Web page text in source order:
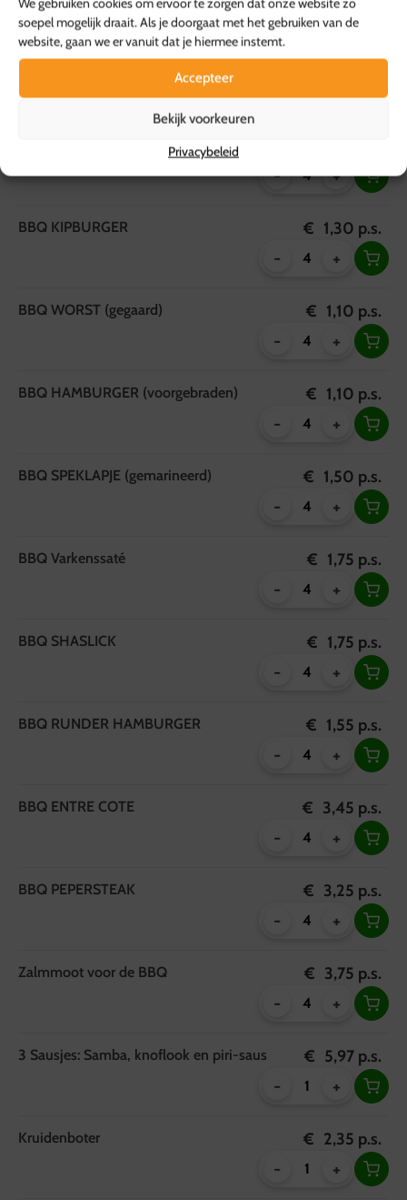
soepel mogelijk draait. Als je doorgaat met het gebruiken van de
website, gaan we er vanuit dat je hiermee instemt.
Accepteer
Bekijk voorkeuren
Privacybeleid
- +
BBQ Vink € 1,40p.s.
- +
BBQ TOSCAANSE KIPFILET
- +
BBQ KIPBURGER € 1,30 p.s.
- +
BBQ WORST (gegaard) € 1,10 p.s.
- +
BBQ HAMBURGER (voorgebraden) € 1,10 p.s.
- +
BBQ SPEKLAPJE (gemarineerd) € 1,50 p.s.
- +
BBQ Varkenssaté € 1,75 p.s.
- +
BBQ SHASLICK € 1,75 p.s.
- +
BBQ RUNDER HAMBURGER € 1,55 p.s.
- +
BBQ ENTRE COTE € 3,45 p.s.
- +
BBQ PEPERSTEAK € 3,25 p.s.
- +
Zalmmoot voor de BBQ € 3,75 p.s.
- +
3 Sausjes: Samba, knoflook en piri-saus € 5,97 p.s.
- +
Kruidenboter € 2,35 p.s.
- +